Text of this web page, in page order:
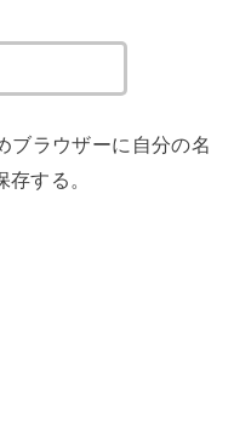
ブラウザーに自分の名
する。